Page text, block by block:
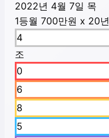
2022년 4월 7일 목
1등월 700만원 x 20년
4
조
0
6
8
5